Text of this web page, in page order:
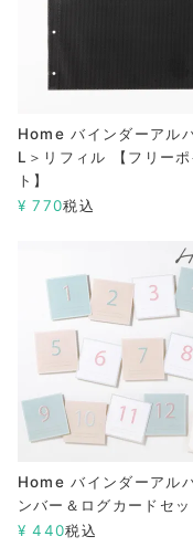
Home バインダーアル
L＞リフィル 【フリーポ
ト】
¥ 770税込
Home バインダーアル
ンバー＆ログカードセッ
¥ 440税込